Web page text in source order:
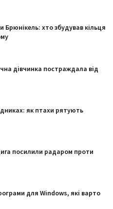
Брюнікель: хто збудував кільця
дівчинка постраждала від
як птахи рятують
посилили радаром проти
для Windows, які варто